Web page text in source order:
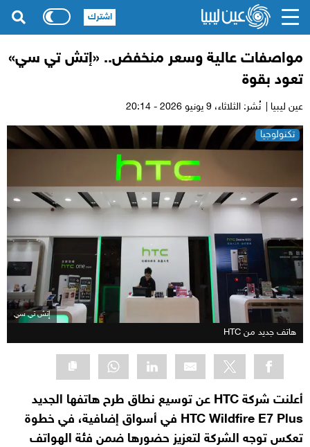
مواصفات عالية وسعر منخفض.. «إتش تي سي»
تعود بقوة
عين ليبيا | نُشر: الثلاثاء،
تكنولوجيا
إتش تي سي
هاتف جديد من HTC
أعلنت شركة HTC عن توسيع نطاق طرح هاتفها الجديد
HTC Wildfire E7 Plus في أسواق إضافية، في خطوة
تعكس توجه الشركة لتعزيز حضورها ضمن فئة الهواتف
اشترك